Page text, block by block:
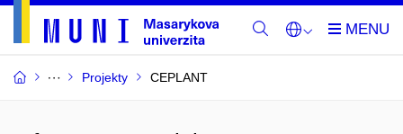
Projekty CEPLANT